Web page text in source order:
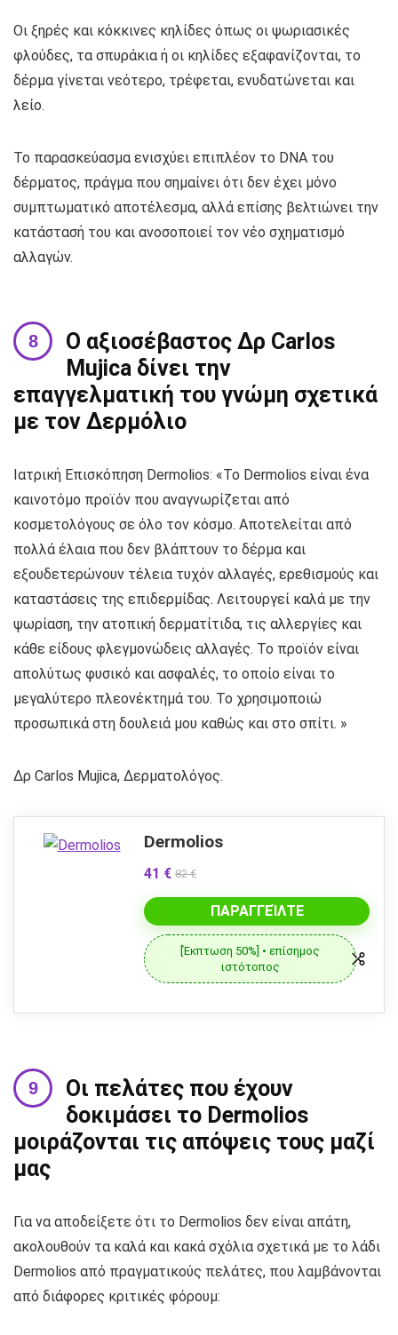
Οι ξηρές και κόκκινες κηλίδες όπως οι ψωριασικές
φλούδες, τα σπυράκια ή οι κηλίδες εξαφανίζονται, το
δέρμα γίνεται νεότερο, τρέφεται, ενυδατώνεται και
λείο.
Το παρασκεύασμα ενισχύει επιπλέον το DNA του
δέρματος, πράγμα που σημαίνει ότι δεν έχει μόνο
συμπτωματικό αποτέλεσμα, αλλά επίσης βελτιώνει την
κατάστασή του και ανοσοποιεί τον νέο σχηματισμό
αλλαγών.
Ο αξιοσέβαστος Δρ Carlos
Mujica δίνει την
επαγγελματική του γνώμη σχετικά
με τον Δερμόλιο
Ιατρική Επισκόπηση Dermolios: «Το Dermolios είναι ένα
καινοτόμο προϊόν που αναγνωρίζεται από
κοσμετολόγους σε όλο τον κόσμο. Αποτελείται από
πολλά έλαια που δεν βλάπτουν το δέρμα και
εξουδετερώνουν τέλεια τυχόν αλλαγές, ερεθισμούς και
καταστάσεις της επιδερμίδας. Λειτουργεί καλά με την
ψωρίαση, την ατοπική δερματίτιδα, τις αλλεργίες και
κάθε είδους φλεγμονώδεις αλλαγές. Το προϊόν είναι
απολύτως φυσικό και ασφαλές, το οποίο είναι το
μεγαλύτερο πλεονέκτημά του. Το χρησιμοποιώ
προσωπικά στη δουλειά μου καθώς και στο σπίτι. »
Δρ Carlos Mujica, Δερματολόγος.
Dermolios
41 € 82 €
ΠΑΡΑΓΓΕΊΛΤΕ
[Έκπτωση 50%] • επίσημος
ιστότοπος
Οι πελάτες που έχουν
δοκιμάσει το Dermolios
μοιράζονται τις απόψεις τους μαζί
μας
Για να αποδείξετε ότι το Dermolios δεν είναι απάτη,
ακολουθούν τα καλά και κακά σχόλια σχετικά με το λάδι
Dermolios από πραγματικούς πελάτες, που λαμβάνονται
από διάφορες κριτικές φόρουμ: